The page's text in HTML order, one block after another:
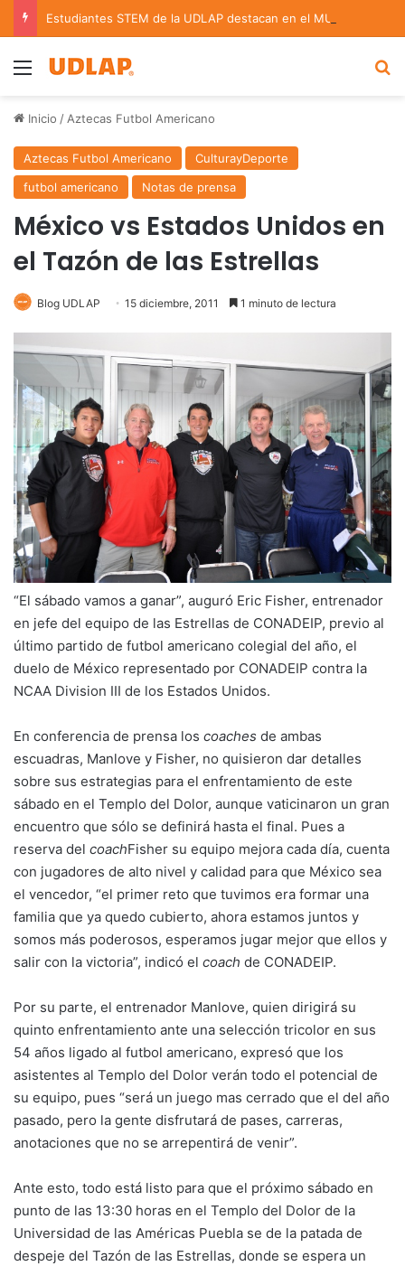
Menu
Inicio / Aztecas Futbol Americano
Aztecas Futbol Americano
CulturayDeporte
futbol americano
Notas de prensa
México vs Estados Unidos en
el Tazón de las Estrellas
Blog UDLAP 15 diciembre, 2011 1 minuto de lectura
“El sábado vamos a ganar”, auguró Eric Fisher, entrenador
en jefe del equipo de las Estrellas de CONADEIP, previo al
último partido de futbol americano colegial del año, el
duelo de México representado por CONADEIP contra la
NCAA Division III de los Estados Unidos.
En conferencia de prensa los coaches de ambas
escuadras, Manlove y Fisher, no quisieron dar detalles
sobre sus estrategias para el enfrentamiento de este
sábado en el Templo del Dolor, aunque vaticinaron un gran
encuentro que sólo se definirá hasta el final. Pues a
reserva del coachFisher su equipo mejora cada día, cuenta
con jugadores de alto nivel y calidad para que México sea
el vencedor, “el primer reto que tuvimos era formar una
familia que ya quedo cubierto, ahora estamos juntos y
somos más poderosos, esperamos jugar mejor que ellos y
salir con la victoria”, indicó el coach de CONADEIP.
Por su parte, el entrenador Manlove, quien dirigirá su
quinto enfrentamiento ante una selección tricolor en sus
54 años ligado al futbol americano, expresó que los
asistentes al Templo del Dolor verán todo el potencial de
su equipo, pues “será un juego mas cerrado que el del año
pasado, pero la gente disfrutará de pases, carreras,
anotaciones que no se arrepentirá de venir”.
Ante esto, todo está listo para que el próximo sábado en
punto de las 13:30 horas en el Templo del Dolor de la
Universidad de las Américas Puebla se de la patada de
despeje del Tazón de las Estrellas, donde se espera un